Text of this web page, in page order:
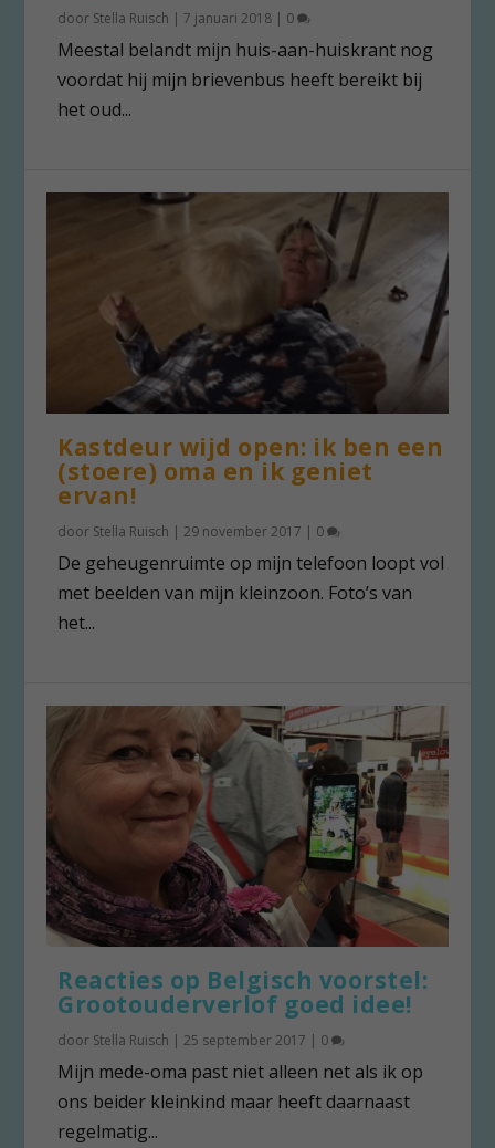
door Stella Ruisch |7 januari 2018 | 0
Meestal belandt mijn huis-aan-huiskrant nog
voordat hij mijn brievenbus heeft bereikt bij
het oud...
Kastdeur wijd open: ik ben een
(stoere) oma en ik geniet
ervan!
door Stella Ruisch |29 november 2017 | 0
De geheugenruimte op mijn telefoon loopt vol
met beelden van mijn kleinzoon. Foto’s van
het...
Reacties op Belgisch voorstel:
Grootouderverlof goed idee!
door Stella Ruisch |25 september 2017 | 0
Mijn mede-oma past niet alleen net als ik op
ons beider kleinkind maar heeft daarnaast
regelmatig...